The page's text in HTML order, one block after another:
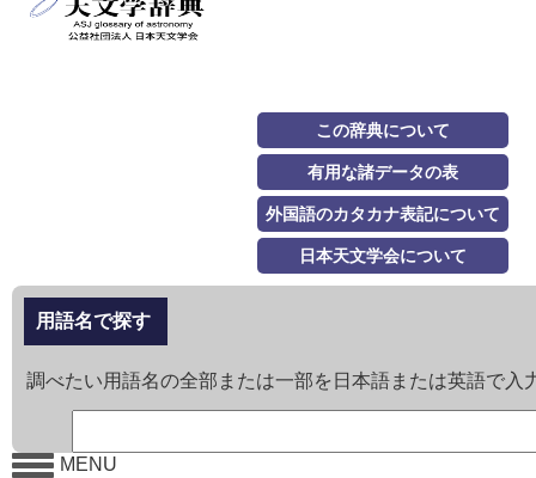
この辞典について
有用な諸データの表
外国語のカタカナ表記について
日本天文学会について
用語名で探す
調べたい用語名の全部または一部を日本語または英語で入
MENU